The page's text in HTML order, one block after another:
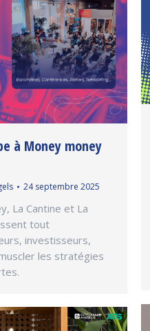
à Money money
24 septembre 2025
La Cantine et La
tout
investisseurs,
les stratégies